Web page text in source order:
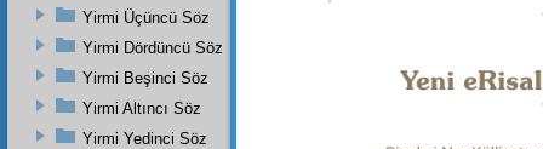
Yirmi Üçüncü Söz
Yirmi Dördüncü Söz
Yirmi Beşinci Söz
Yirmi Altıncı Söz
Yirmi Yedinci Söz